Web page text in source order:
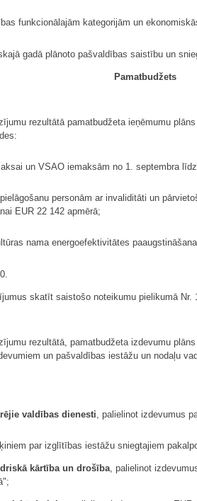
funkcionālajām kategorijām un
gadā plānoto pašvaldības saistību un
Pamatbudžets
rezultātā pamatbudžeta ieņēmumu
un VSAO iemaksām no 1. septembra
personām ar invaliditāti un
EUR 22 142 apmērā;
nama energoefektivitātes
skatīt saistošo noteikumu pielikumā Nr.
rezultātā, pamatbudžeta izdevumu
un pašvaldības iestāžu un nodaļu
valdības dienesti, palielinot izdevumus
par izglītības iestāžu sniegtajiem
kārtība un drošība, palielinot